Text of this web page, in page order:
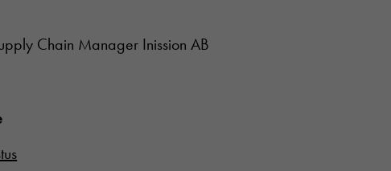
Chain Manager Inission AB